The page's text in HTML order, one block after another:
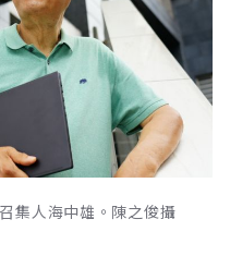
集人海中雄。陳之俊攝